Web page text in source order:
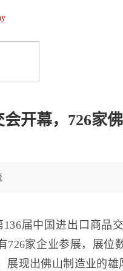
会开幕，726家
136届中国进出口商品
726家企业参展，展位
展现出佛山制造业的雄